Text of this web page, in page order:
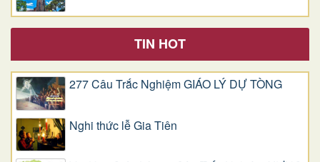
TIN HOT
277 Câu Trắc Nghiệm GIÁO LÝ DỰ TÒNG
Nghi thức lễ Gia Tiên